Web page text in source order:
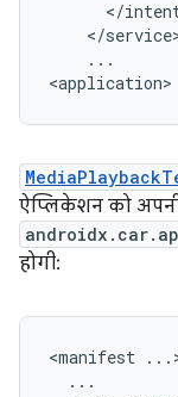
...
ऐप्लिकेशन को
होगी:
<manifest